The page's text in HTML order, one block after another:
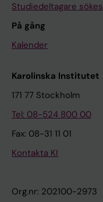
Studiedeltagare sökes
På gång
Kalender
Karolinska Institutet
171 77 Stockholm
Tel: 08-524 800 00
Fax: 08-31 11 01
Kontakta KI
Org.nr: 202100-2973